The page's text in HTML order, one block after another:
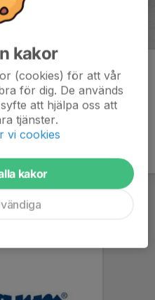
kakor
(cookies) för att vår
för dig. De används
att hjälpa oss att
tjänster.
vi cookies
kakor